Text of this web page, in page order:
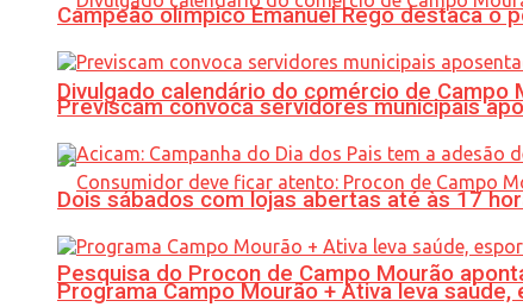
Divulgado calendário do comércio de
Pesquisa do Procon de Campo Mourão
Campeão olímpico Emanuel Rego destaca
Previscam convoca servidores municipais
Dois sábados com lojas abertas até às 17
Programa Campo Mourão + Ativa leva